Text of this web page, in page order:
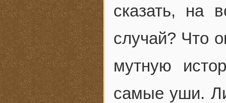
сказать, на
случай? Что
мутную
самые уши.